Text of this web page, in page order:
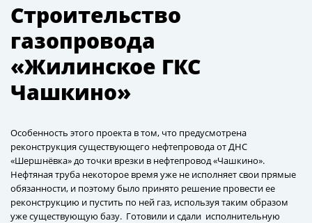
Строительство
газопровода
«Жилинское ГКС
Чашкино»
Особенность этого проекта в том, что предусмотрена
реконструкция существующего нефтепровода от ДНС
«Шершнёвка» до точки врезки в нефтепровод «Чашкино».
Нефтяная труба некоторое время уже не исполняет свои прямые
обязанности, и поэтому было принято решение провести ее
реконструкцию и пустить по ней газ, используя таким образом
уже существующую базу. Готовили и сдали исполнительную